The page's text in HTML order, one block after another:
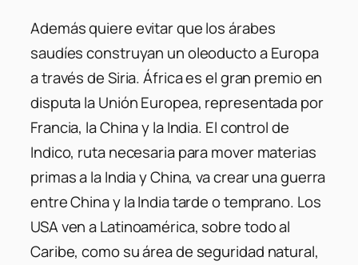
Además quiere evitar que los árabes
saudíes construyan un oleoducto a Europa
a través de Siria. África es el gran premio en
disputa la Unión Europea, representada por
Francia, la China y la India. El control de
Indico, ruta necesaria para mover materias
primas a la India y China, va crear una guerra
entre China y la India tarde o temprano. Los
USA ven a Latinoamérica, sobre todo al
Caribe, como su área de seguridad natural,